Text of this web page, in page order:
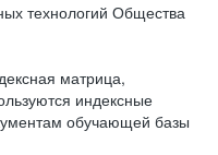
технологий Общества
матрица,
индексные
обучающей базы